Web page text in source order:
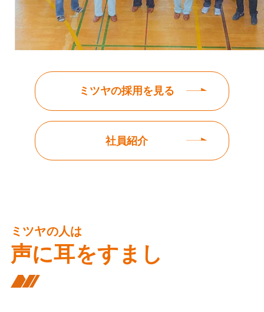
ミツヤの採用を見る
社員紹介
ミツヤの人は
声に耳をすまし